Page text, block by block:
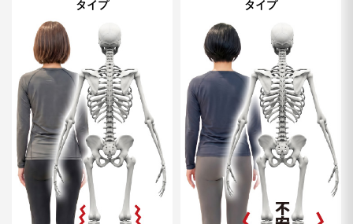
タイプ タイプ